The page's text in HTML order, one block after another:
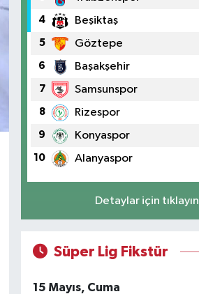
4 Beşiktaş
5 Göztepe
6 Başakşehir
7 Samsunspor
8 Rizespor
9 Konyaspor
10 Alanyaspor
Detaylar için tıklayın
Süper Lig Fikstür
15 Mayıs, Cuma